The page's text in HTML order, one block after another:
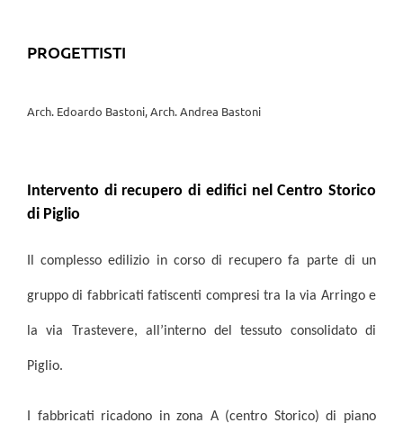
PROGETTISTI
Arch. Edoardo Bastoni, Arch. Andrea Bastoni
Intervento di recupero di edifici nel Centro Storico
di Piglio
Il complesso edilizio in corso di recupero fa parte di un
gruppo di fabbricati fatiscenti compresi tra la via Arringo e
la via Trastevere, all’interno del tessuto consolidato di
Piglio.
I fabbricati ricadono in zona A (centro Storico) di piano